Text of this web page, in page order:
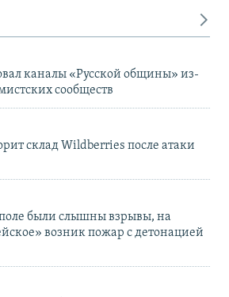
каналы «Русской общины» из-
сообществ
склад Wildberries после атаки
были слышны взрывы, на
возник пожар с детонацией